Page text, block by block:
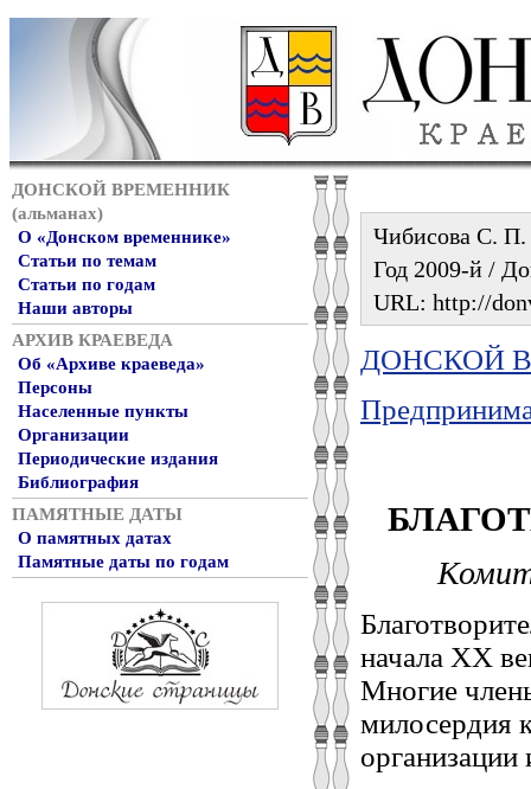
ДОНСКОЙ ВРЕМЕННИК
(альманах)
О «Донском временнике»
Статьи по темам
Статьи по годам
Наши авторы
АРХИВ КРАЕВЕДА
Об «Архиве краеведа»
Персоны
Населенные пункты
Организации
Периодические издания
Библиография
ПАМЯТНЫЕ ДАТЫ
О памятных датах
Памятные даты по годам
Чибисова С. П.
Год 2009-й /
URL: http://
ДОНСКОЙ
начала ХХ
Многие
милосердия
организации